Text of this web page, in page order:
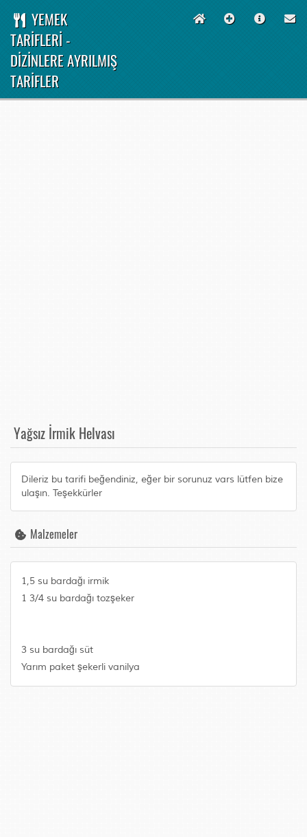
YEMEK
TARİFLERİ -
DİZİNLERE AYRILMIŞ
TARİFLER
Yağsız İrmik Helvası
Dileriz bu tarifi beğendiniz, eğer bir sorunuz vars lütfen bize
ulaşın. Teşekkürler
Malzemeler
1,5 su bardağı irmik
1 3/4 su bardağı tozşeker
3 su bardağı süt
Yarım paket şekerli vanilya